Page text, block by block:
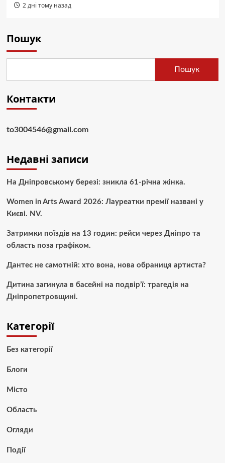
2 дні тому назад
Пошук
Пошук
Контакти
to3004546@gmail.com
Недавні записи
На Дніпровському березі: зникла 61-річна жінка.
Women in Arts Award 2026: Лауреатки премії названі у
Києві. NV.
Затримки поїздів на 13 годин: рейси через Дніпро та
область поза графіком.
Дантес не самотній: хто вона, нова обраниця артиста?
Дитина загинула в басейні на подвір’ї: трагедія на
Дніпропетровщині.
Категорії
Без категорії
Блоги
Місто
Область
Огляди
Події